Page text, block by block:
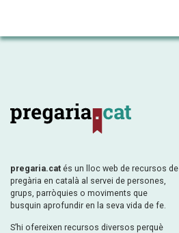
pregaria.cat és un lloc web de recursos de
pregària en català al servei de persones,
grups, parròquies o moviments que
busquin aprofundir en la seva vida de fe.
S’hi ofereixen recursos diversos perquè